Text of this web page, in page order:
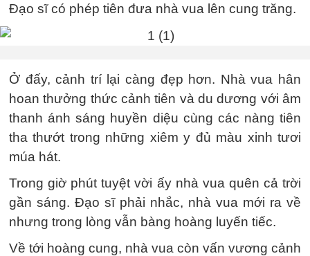
Đạo sĩ có phép tiên đưa nhà vua lên cung trăng.
Ở đấy, cảnh trí lại càng đẹp hơn. Nhà vua hân
hoan thưởng thức cảnh tiên và du dương với âm
thanh ánh sáng huyền diệu cùng các nàng tiên
tha thướt trong những xiêm y đủ màu xinh tươi
múa hát.
Trong giờ phút tuyệt vời ấy nhà vua quên cả trời
gần sáng. Đạo sĩ phải nhắc, nhà vua mới ra về
nhưng trong lòng vẫn bàng hoàng luyến tiếc.
Về tới hoàng cung, nhà vua còn vấn vương cảnh